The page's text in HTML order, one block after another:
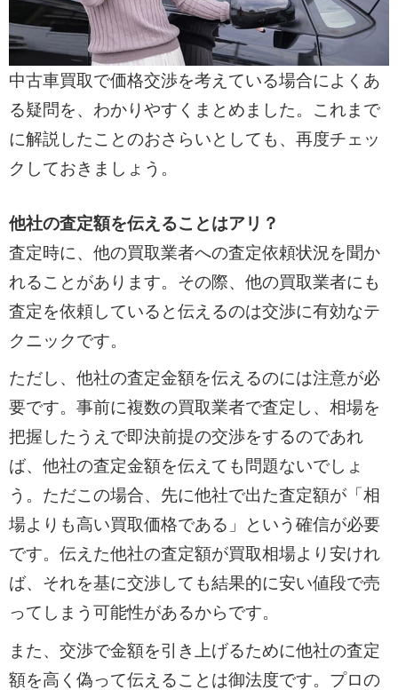
中古車買取で価格交渉を考えている場合によくあ
る疑問を、わかりやすくまとめました。これまで
に解説したことのおさらいとしても、再度チェッ
クしておきましょう。
他社の査定額を伝えることはアリ？
査定時に、他の買取業者への査定依頼状況を聞か
れることがあります。その際、他の買取業者にも
査定を依頼していると伝えるのは交渉に有効なテ
クニックです。
ただし、他社の査定金額を伝えるのには注意が必
要です。事前に複数の買取業者で査定し、相場を
把握したうえで即決前提の交渉をするのであれ
ば、他社の査定金額を伝えても問題ないでしょ
う。ただこの場合、先に他社で出た査定額が「相
場よりも高い買取価格である」という確信が必要
です。伝えた他社の査定額が買取相場より安けれ
ば、それを基に交渉しても結果的に安い値段で売
ってしまう可能性があるからです。
また、交渉で金額を引き上げるために他社の査定
額を高く偽って伝えることは御法度です。プロの